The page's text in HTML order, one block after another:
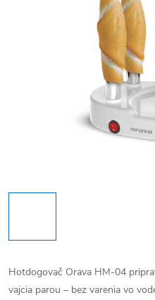
Hotdogovač Orava HM-04
vajcia parou – bez varenia vo